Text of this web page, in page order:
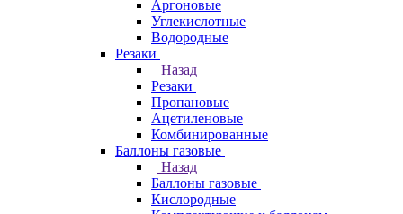
Аргоновые
Углекислотные
Водородные
Резаки
Назад
Резаки
Пропановые
Ацетиленовые
Комбинированные
Баллоны газовые
Назад
Баллоны газовые
Кислородные